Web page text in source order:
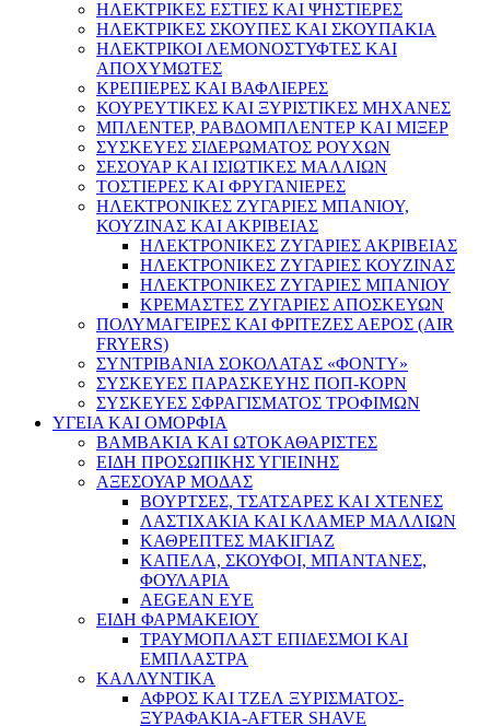
ΗΛΕΚΤΡΙΚΕΣ ΕΣΤΙΕΣ ΚΑΙ ΨΗΣΤΙΕΡΕΣ
ΗΛΕΚΤΡΙΚΕΣ ΣΚΟΥΠΕΣ ΚΑΙ ΣΚΟΥΠΑΚΙΑ
ΗΛΕΚΤΡΙΚΟΙ ΛΕΜΟΝΟΣΤΥΦΤΕΣ ΚΑΙ
ΑΠΟΧΥΜΩΤΕΣ
ΚΡΕΠΙΕΡΕΣ ΚΑΙ ΒΑΦΛΙΕΡΕΣ
ΚΟΥΡΕΥΤΙΚΕΣ ΚΑΙ ΞΥΡΙΣΤΙΚΕΣ ΜΗΧΑΝΕΣ
ΜΠΛΕΝΤΕΡ, ΡΑΒΔΟΜΠΛΕΝΤΕΡ ΚΑΙ ΜΙΞΕΡ
ΣΥΣΚΕΥΕΣ ΣΙΔΕΡΩΜΑΤΟΣ ΡΟΥΧΩΝ
ΣΕΣΟΥΑΡ ΚΑΙ ΙΣΙΩΤΙΚΕΣ ΜΑΛΛΙΩΝ
ΤΟΣΤΙΕΡΕΣ ΚΑΙ ΦΡΥΓΑΝΙΕΡΕΣ
ΗΛΕΚΤΡΟΝΙΚΕΣ ΖΥΓΑΡΙΕΣ ΜΠΑΝΙΟΥ,
ΚΟΥΖΙΝΑΣ ΚΑΙ ΑΚΡΙΒΕΙΑΣ
ΗΛΕΚΤΡΟΝΙΚΕΣ ΖΥΓΑΡΙΕΣ ΑΚΡΙΒΕΙΑΣ
ΗΛΕΚΤΡΟΝΙΚΕΣ ΖΥΓΑΡΙΕΣ ΚΟΥΖΙΝΑΣ
ΗΛΕΚΤΡΟΝΙΚΕΣ ΖΥΓΑΡΙΕΣ ΜΠΑΝΙΟΥ
ΚΡΕΜΑΣΤΕΣ ΖΥΓΑΡΙΕΣ ΑΠΟΣΚΕΥΩΝ
ΠΟΛΥΜΑΓΕΙΡΕΣ ΚΑΙ ΦΡΙΤΕΖΕΣ ΑΕΡΟΣ (AIR
FRYERS)
ΣΥΝΤΡΙΒΑΝΙΑ ΣΟΚΟΛΑΤΑΣ «ΦΟΝΤΥ»
ΣΥΣΚΕΥΕΣ ΠΑΡΑΣΚΕΥΗΣ ΠΟΠ-ΚΟΡΝ
ΣΥΣΚΕΥΕΣ ΣΦΡΑΓΙΣΜΑΤΟΣ ΤΡΟΦΙΜΩΝ
ΥΓΕΙΑ ΚΑΙ ΟΜΟΡΦΙΑ
ΒΑΜΒΑΚΙΑ ΚΑΙ ΩΤΟΚΑΘΑΡΙΣΤΕΣ
ΕΙΔΗ ΠΡΟΣΩΠΙΚΗΣ ΥΓΙΕΙΝΗΣ
ΑΞΕΣΟΥΑΡ ΜΟΔΑΣ
ΒΟΥΡΤΣΕΣ, ΤΣΑΤΣΑΡΕΣ ΚΑΙ ΧΤΕΝΕΣ
ΛΑΣΤΙΧΑΚΙΑ ΚΑΙ ΚΛΑΜΕΡ ΜΑΛΛΙΩΝ
ΚΑΘΡΕΠΤΕΣ ΜΑΚΙΓΙΑΖ
ΚΑΠΕΛΑ, ΣΚΟΥΦΟΙ, ΜΠΑΝΤΑΝΕΣ,
ΦΟΥΛΑΡΙΑ
AEGEAN EYE
ΕΙΔΗ ΦΑΡΜΑΚΕΙΟΥ
ΤΡΑΥΜΟΠΛΑΣΤ ΕΠΙΔΕΣΜΟΙ ΚΑΙ
ΕΜΠΛΑΣΤΡΑ
ΚΑΛΛΥΝΤΙΚΑ
ΑΦΡΟΣ ΚΑΙ ΤΖΕΛ ΞΥΡΙΣΜΑΤΟΣ-
ΞΥΡΑΦΑΚΙΑ-AFTER SHAVE